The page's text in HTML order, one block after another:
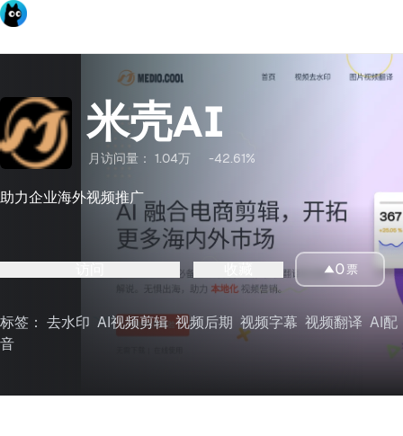
米壳AI
月访问量： 1.04万 -42.61%
助力企业海外视频推广
0 票
标签： 去水印 AI视频剪辑 视频后期 视频字幕 视频翻译 AI配
音